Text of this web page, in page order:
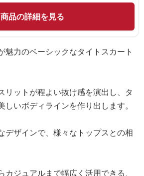
商品の詳細を見る
魅力のベーシックなタイトスカート
リットが程よい抜け感を演出し、タ
しいボディラインを作り出します。
デザインで、様々なトップスとの相
カジュアルまで幅広く活用できる、